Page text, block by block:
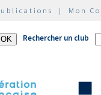
| Mon
Rechercher un club